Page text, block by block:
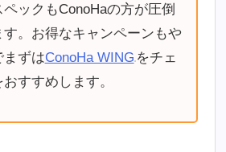
ックもConoHaの方が圧倒
。お得なキャンペーンもや
まずはConoHa WINGをチェ
すすめします。